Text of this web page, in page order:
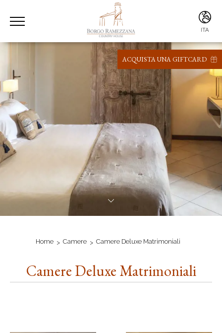
ITA
ITA
ENG
ACQUISTA UNA GIFTCARD
Home Camere Camere Deluxe Matrimoniali
Camere Deluxe Matrimoniali